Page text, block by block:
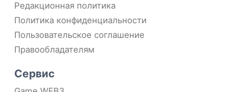
Редакционная политика
Политика конфиденциальности
Пользовательское соглашение
Правообладателям
Сервис